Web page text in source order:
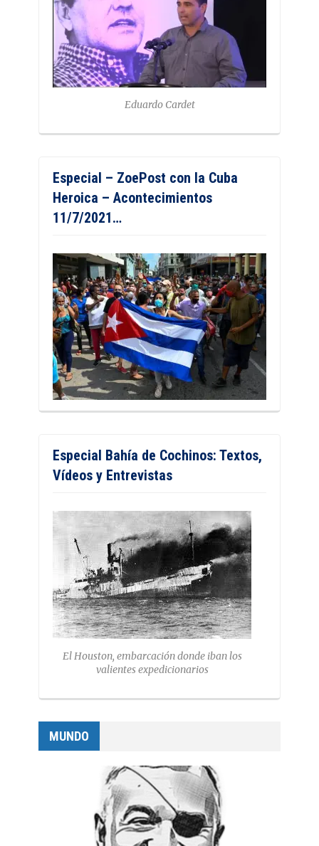
Eduardo Cardet
Especial – ZoePost con la Cuba
Heroica – Acontecimientos
11/7/2021…
Especial Bahía de Cochinos: Textos,
Vídeos y Entrevistas
El Houston, embarcación donde iban los
valientes expedicionarios
MUNDO